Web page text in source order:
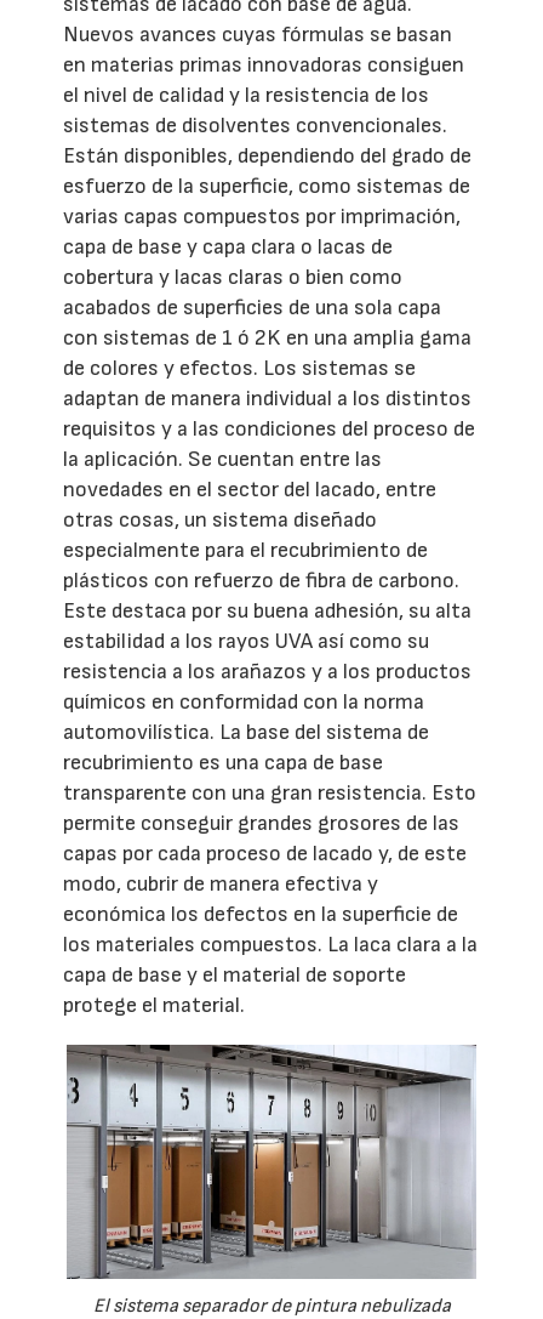
Nuevos avances cuyas fórmulas se basan
en materias primas innovadoras consiguen
el nivel de calidad y la resistencia de los
sistemas de disolventes convencionales.
Están disponibles, dependiendo del grado de
esfuerzo de la superficie, como sistemas de
varias capas compuestos por imprimación,
capa de base y capa clara o lacas de
cobertura y lacas claras o bien como
acabados de superficies de una sola capa
con sistemas de 1 ó 2K en una amplia gama
de colores y efectos. Los sistemas se
adaptan de manera individual a los distintos
requisitos y a las condiciones del proceso de
la aplicación. Se cuentan entre las
novedades en el sector del lacado, entre
otras cosas, un sistema diseñado
especialmente para el recubrimiento de
plásticos con refuerzo de fibra de carbono.
Este destaca por su buena adhesión, su alta
estabilidad a los rayos UVA así como su
resistencia a los arañazos y a los productos
químicos en conformidad con la norma
automovilística. La base del sistema de
recubrimiento es una capa de base
transparente con una gran resistencia. Esto
permite conseguir grandes grosores de las
capas por cada proceso de lacado y, de este
modo, cubrir de manera efectiva y
económica los defectos en la superficie de
los materiales compuestos. La laca clara a la
capa de base y el material de soporte
protege el material.
El sistema separador de pintura nebulizada